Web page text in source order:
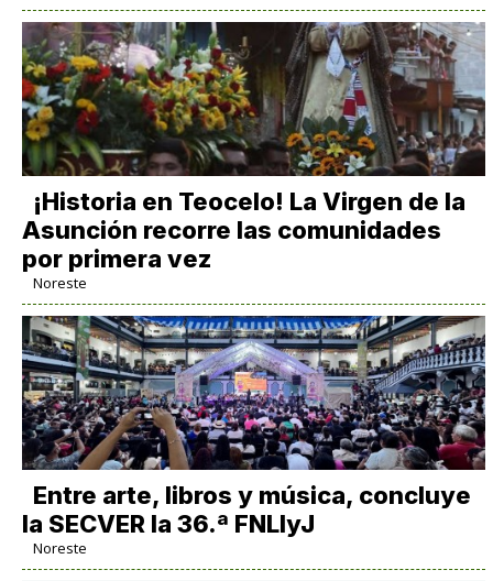
​¡Historia en Teocelo! La Virgen de la
Asunción recorre las comunidades
por primera vez
Noreste
Entre arte, libros y música, concluye
la SECVER la 36.ª FNLIyJ
Noreste